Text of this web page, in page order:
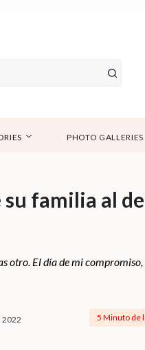
PHOTO GALLERIES
familia al
El día de mi
2022 5 Minuto de